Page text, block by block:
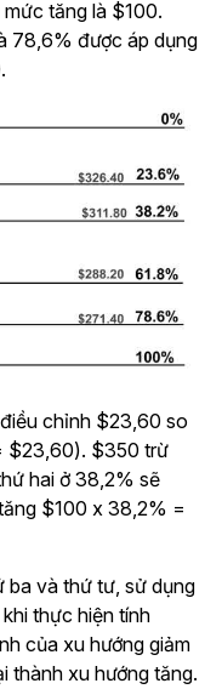
tăng là $100.
78,6% được áp dụng
chỉnh $23,60 so
$23,60). $350 trừ
hai ở 38,2% sẽ
$100 x 38,2% =
ba và thứ tư, sử dụng
thực hiện tính
của xu hướng giảm
thành xu hướng tăng.